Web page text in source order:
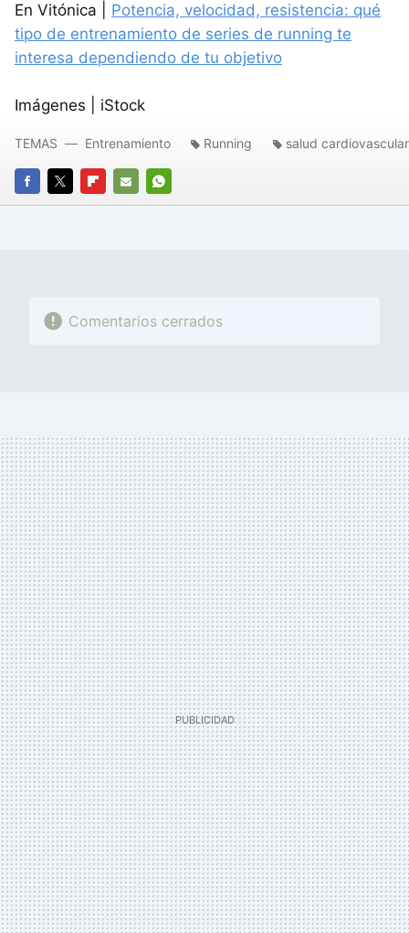
En Vitónica | Potencia, velocidad, resistencia: qué
tipo de entrenamiento de series de running te
interesa dependiendo de tu objetivo
Imágenes | iStock
FACEBOOK
TWITTERFLIPBOARD
E-
WHATSAPP
TEMAS Entrenamiento Running salud cardiovascular
Comentarios cerrados